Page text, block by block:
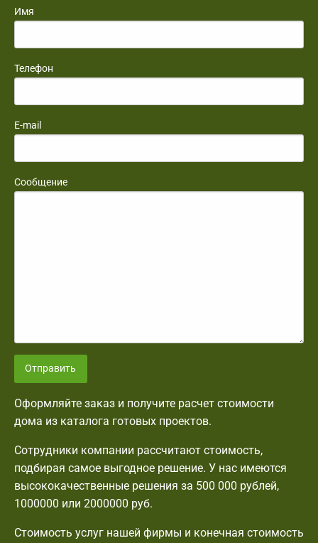
Имя
Телефон
E-mail
Сообщение
Отправить
Оформляйте заказ и получите расчет стоимости
дома из каталога готовых проектов.
Сотрудники компании рассчитают стоимость,
подбирая самое выгодное решение. У нас имеются
высококачественные решения за 500 000 рублей,
1000000 или 2000000 руб.
Стоимость услуг нашей фирмы и конечная стоимость